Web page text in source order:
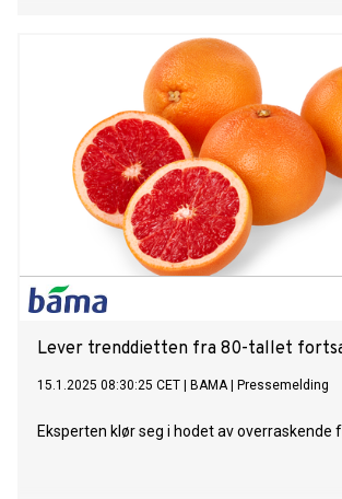
Lever trenddietten fra 80-tallet
15.1.2025 08:30:25 CET BAMA| Pressemelding
Eksperten klør seg i hodet av overraskende